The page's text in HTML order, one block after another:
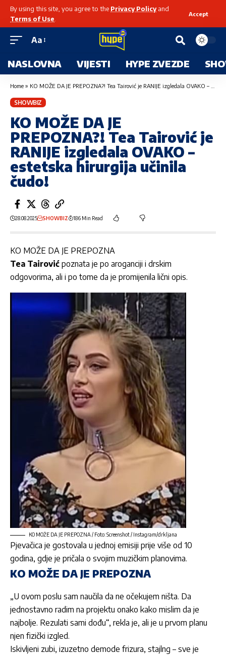
By using this site, you agree to the Privacy Policyand
Terms of Use
Accept
Aa
NASLOVNA VIJESTI HYPE ZVEZDE
Home » KO MOŽE DA JE PREPOZNA?! Tea Tairović je RANIJE izgledala OVAKO – estetska hirurgija učinila čudo!
SHOWBIZ
KO MOŽE DA JE
PREPOZNA?! Tea Tairović je
RANIJE izgledala OVAKO –
estetska hirurgija učinila
čudo!
28.08.2025 SHOWBIZ 186 Min Read
KO MOŽE DA JE PREPOZNA
Tea Tairović poznata je po aroganciji i drskim
odgovorima, ali i po tome da je promijenila lični opis.
KO MOŽE DA JE PREPOZNA / Foto: Screenshot / Instagram/drkljana
Pjevačica je gostovala u jednoj emisiji prije više od 10
godina, gdje je pričala o svojim muzičkim planovima.
KO MOŽE DA JE PREPOZNA
„U ovom poslu sam naučila da ne očekujem ništa. Da
jednostavno radim na projektu onako kako mislim da je
najbolje. Rezulati sami dođu“, rekla je, ali je u prvom planu
njen fizički izgled.
Iskivljeni zubi, izuzetno demode frizura, stajlng – sve je